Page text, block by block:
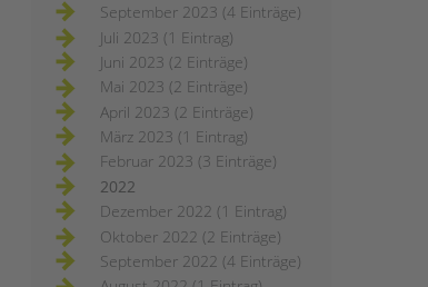
September 2023 (4 Einträge)
Juli 2023 (1 Eintrag)
Juni 2023 (2 Einträge)
Mai 2023 (2 Einträge)
April 2023 (2 Einträge)
März 2023 (1 Eintrag)
Februar 2023 (3 Einträge)
2022
Dezember 2022 (1 Eintrag)
Oktober 2022 (2 Einträge)
September 2022 (4 Einträge)